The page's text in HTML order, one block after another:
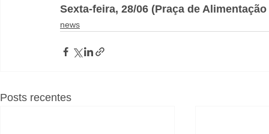
Sexta-feira, 28/06 (Praça de
news
Posts recentes